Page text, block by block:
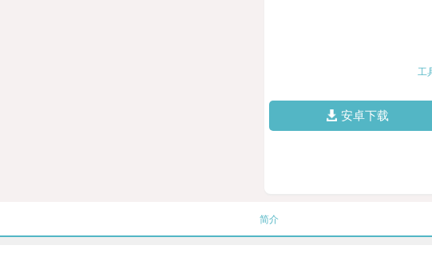
工
安卓下载
简介